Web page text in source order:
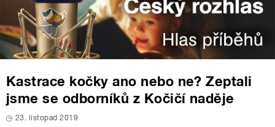
Kastrace kočky ano nebo ne? Zeptali
jsme se odborníků z Kočičí naděje
23. listopad 2019